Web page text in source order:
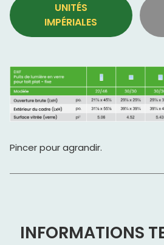
UNITÉS
IMPÉRIALES
Pincer pour agrandir.
INFORMATIONS